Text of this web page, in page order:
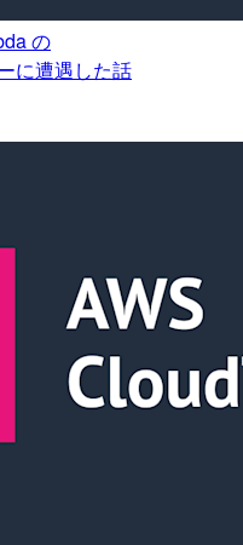
の
に遭遇した話